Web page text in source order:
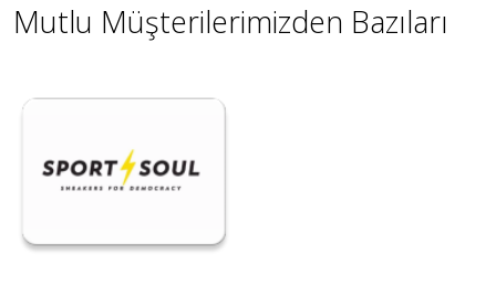
Mutlu Müşterilerimizden Bazıları